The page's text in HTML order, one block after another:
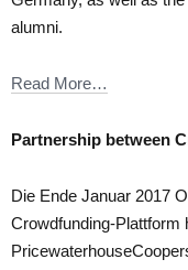
alumni.
Read More…
Partnership between
Die Ende Januar 2017
Crowdfunding-Plattform